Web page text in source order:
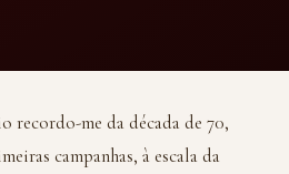
recordo-me da década de 70,
campanhas, à escala da